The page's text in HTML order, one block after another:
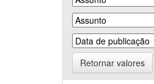
Retornar valores